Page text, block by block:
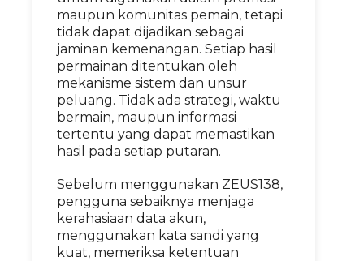
maupun komunitas pemain, tetapi
tidak dapat dijadikan sebagai
jaminan kemenangan. Setiap hasil
permainan ditentukan oleh
mekanisme sistem dan unsur
peluang. Tidak ada strategi, waktu
bermain, maupun informasi
tertentu yang dapat memastikan
hasil pada setiap putaran.
Sebelum menggunakan ZEUS138,
pengguna sebaiknya menjaga
kerahasiaan data akun,
menggunakan kata sandi yang
kuat, memeriksa ketentuan